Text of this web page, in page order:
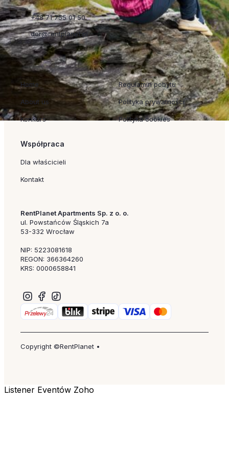
+48 71 755 01 50
dor@rentplanet.pl
Szybkie linki
Home
About us
Konkurs
Regulaminy
Regulamin pobytu
Polityka prywatności
Polityka cookies
Współpraca
Dla właścicieli
Kontakt
RentPlanet Apartments Sp. z o. o.
ul. Powstańców Śląskich 7a
53-332 Wrocław
NIP: 5223081618
REGON: 366364260
KRS: 0000658841
Copyright ©RentPlanet •
Listener Eventów Zoho